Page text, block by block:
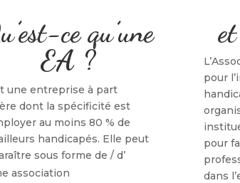
ce qu’une
EA ?
une entreprise à part
dont la spécificité est
au moins 80 % de
handicapés. Elle peut
sous forme de / d’
association
pour
pour
dans